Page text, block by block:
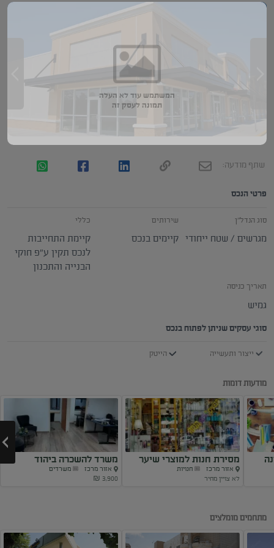
המשתמש עוד לא העלה
תמונה לעסק זה
שתף מודעה:
פרטי הנכס
סוג הנדל"ן
מגרשים / שטח ייחודי
שירותים
קיימים בנכס
כללי
קיימת התחייבות
לנכס תקין ע"פ חוקי
הבנייה והתכנון
תאריך כניסה
גמיש
סוגי עסקים שניתן לפתוח בנכס
ייצור ותעשייה הייטק
מודעות דומות
מסירת חנות למוצרי שיער
וקוסמטיקה
אזור מרכז
חנויות
לא צויין מחיר
משרד להשכרה ביהוד
אזור מרכז
משרדים
3,900 ₪
מתחמים מומלצים